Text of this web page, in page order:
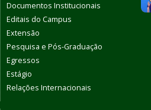
Documentos Institucionais
Editais do Campus
Extensão
Pesquisa e Pós-Graduação
Egressos
Estágio
Relações Internacionais